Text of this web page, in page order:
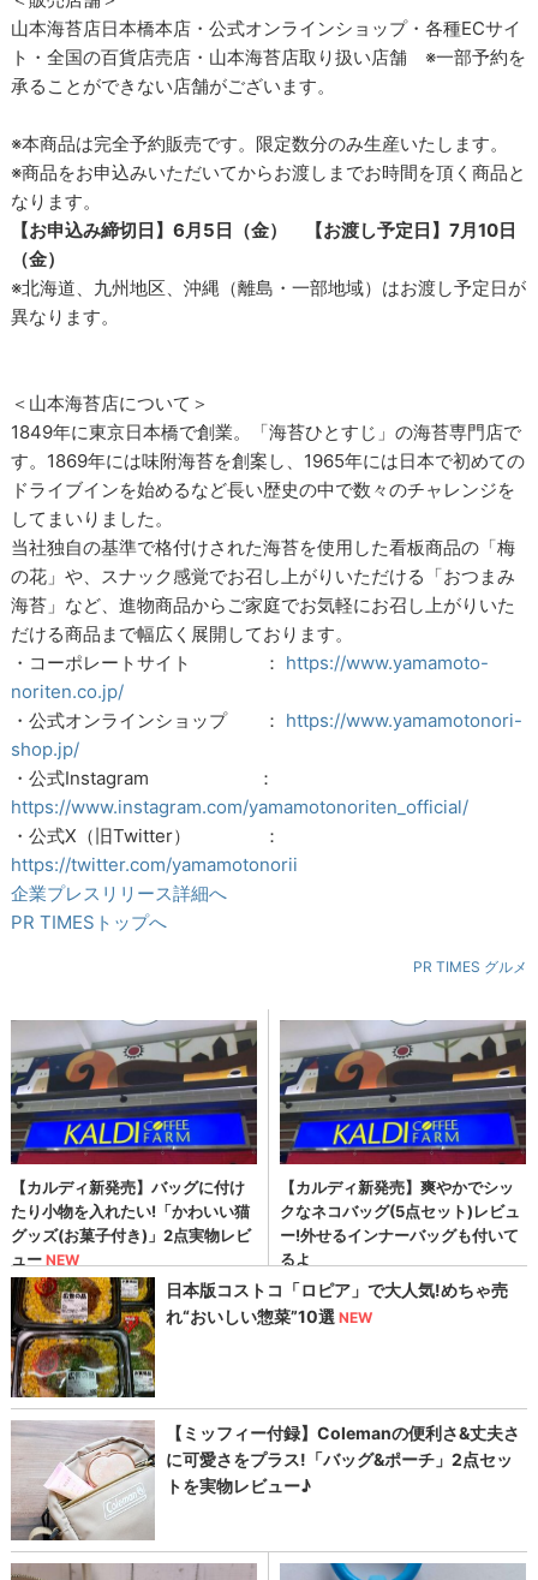
山本海苔店日本橋本店・公式オンラインショップ・各種ECサイ
ト・全国の百貨店売店・山本海苔店取り扱い店舗 ※一部予約を
承ることができない店舗がございます。
※本商品は完全予約販売です。限定数分のみ生産いたします。
※商品をお申込みいただいてからお渡しまでお時間を頂く商品と
なります。
【お申込み締切日】6月5日（金） 【お渡し予定日】7月10日
（金）
※北海道、九州地区、沖縄（離島・一部地域）はお渡し予定日が
異なります。
＜山本海苔店について＞
1849年に東京日本橋で創業。「海苔ひとすじ」の海苔専門店で
す。1869年には味附海苔を創案し、1965年には日本で初めての
ドライブインを始めるなど長い歴史の中で数々のチャレンジを
してまいりました。
当社独自の基準で格付けされた海苔を使用した看板商品の「梅
の花」や、スナック感覚でお召し上がりいただける「おつまみ
海苔」など、進物商品からご家庭でお気軽にお召し上がりいた
だける商品まで幅広く展開しております。
・コーポレートサイト ： https://www.yamamoto-
noriten.co.jp/
・公式オンラインショップ ： https://www.yamamotonori-
shop.jp/
・公式Instagram ：
https://www.instagram.com/yamamotonoriten_official/
・公式X（旧Twitter） ：
https://twitter.com/yamamotonorii
企業プレスリリース詳細へ
PR TIMESトップへ
PR TIMES グルメ